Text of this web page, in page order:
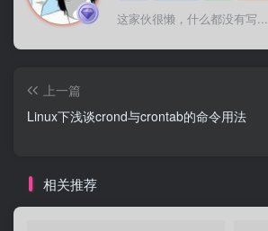
这家伙很懒，什么都没有写...
上一篇
Linux下浅谈crond与crontab的命令用法
相关推荐